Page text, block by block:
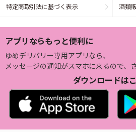
特定商取引法に基づく表示 酒類
アプリならもっと便利に
ゆめデリバリー専用アプリなら、
メッセージの通知がスマホに来るので、
ダウンロードは